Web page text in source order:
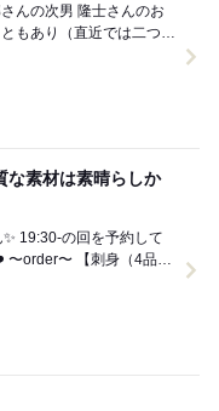
んの次男 隆士さんのお
もあり（直近では二つ
な素材は素晴らしか